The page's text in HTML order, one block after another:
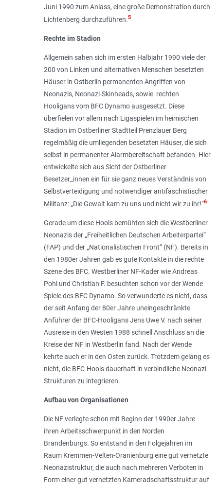
Juni 1990 zum Anlass, eine große Demonstration durch
Lichtenberg durchzuführen.5
Rechte im Stadion
Allgemein sahen sich im ersten Halbjahr 1990 viele der
200 von Linken und alternativen Menschen besetzten
Häuser in Ostberlin permanenten Angriffen von
Neonazis, Neonazi-Skinheads, sowie rechten
Hooligans vom BFC Dynamo ausgesetzt. Diese
überfielen vor allem nach Ligaspielen im heimischen
Stadion im Ostberliner Stadtteil Prenzlauer Berg
regelmäßig die umliegenden besetzten Häuser, die sich
selbst in permanenter Alarmbereitschaft befanden. Hier
entwickelte sich aus Sicht der Ostberliner
Besetzer_innen ein für sie ganz neues Verständnis von
Selbstverteidigung und notwendiger antifaschistischer
Militanz: „Die Gewalt kam zu uns und nicht wir zu ihr!“6
Gerade um diese Hools bemühten sich die Westberliner
Neonazis der „Freiheitlichen Deutschen Arbeiterpartei“
(FAP) und der „Nationalistischen Front“ (NF). Bereits in
den 1980er Jahren gab es gute Kontakte in die rechte
Szene des BFC. Westberliner NF-Kader wie Andreas
Pohl und Christian F. besuchten schon vor der Wende
Spiele des BFC Dynamo. So verwunderte es nicht, dass
der seit Anfang der 80er Jahre uneingeschränkte
Anführer der BFC-Hooligans Jens Uwe V. nach seiner
Ausreise in den Westen 1988 schnell Anschluss an die
Kreise der NF in Westberlin fand. Nach der Wende
kehrte auch er in den Osten zurück. Trotzdem gelang es
nicht, die BFC-Hools dauerhaft in verbindliche Neonazi
Strukturen zu integrieren.
Aufbau von Organisationen
Die NF verlegte schon mit Beginn der 1990er Jahre
ihren Arbeitsschwerpunkt in den Norden
Brandenburgs. So entstand in den Folgejahren im
Raum Kremmen-Velten-Oranienburg eine gut vernetzte
Neonazistruktur, die auch nach mehreren Verboten in
Form einer gut vernetzten Kameradschaftsstruktur auf